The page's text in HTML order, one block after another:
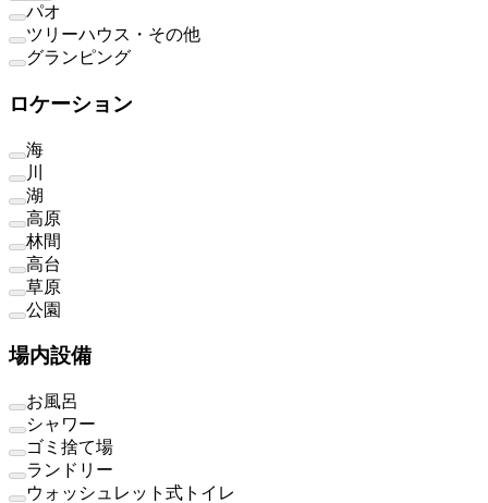
パオ
ツリーハウス・その他
グランピング
ロケーション
海
川
湖
高原
林間
高台
草原
公園
場内設備
お風呂
シャワー
ゴミ捨て場
ランドリー
ウォッシュレット式トイレ